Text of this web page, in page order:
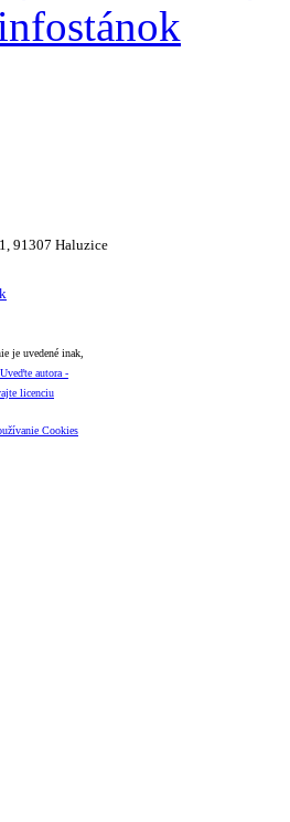
91307 Haluzice
je uvedené inak,
autora -
licenciu
Cookies